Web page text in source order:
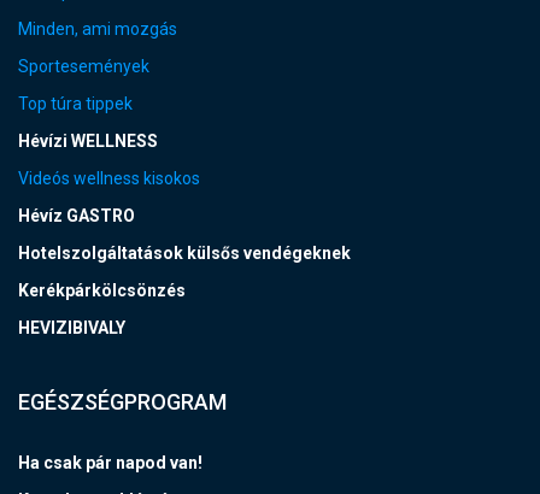
Minden, ami mozgás
Sportesemények
Top túra tippek
Hévízi WELLNESS
Videós wellness kisokos
Hévíz GASTRO
Hotelszolgáltatások külsős vendégeknek
Kerékpárkölcsönzés
HEVIZIBIVALY
EGÉSZSÉGPROGRAM
Ha csak pár napod van!